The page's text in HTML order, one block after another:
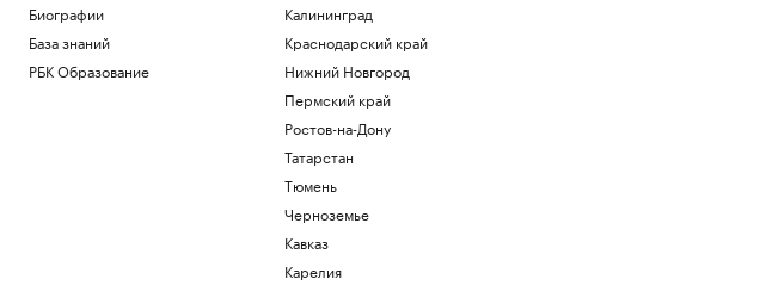
Биографии
База знаний
РБК Образование
Калининград
Краснодарский край
Нижний Новгород
Пермский край
Ростов-на-Дону
Татарстан
Тюмень
Черноземье
Кавказ
Карелия